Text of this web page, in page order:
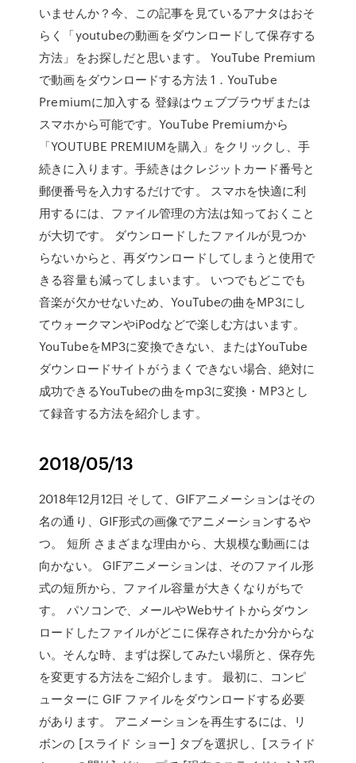
いませんか？今、この記事を見ているアナタはおそ
らく「youtubeの動画をダウンロードして保存する
方法」をお探しだと思います。 YouTube Premium
で動画をダウンロードする方法 1．YouTube
Premiumに加入する 登録はウェブブラウザまたは
スマホから可能です。YouTube Premiumから
「YOUTUBE PREMIUMを購入」をクリックし、手
続きに入ります。手続きはクレジットカード番号と
郵便番号を入力するだけです。 スマホを快適に利
用するには、ファイル管理の方法は知っておくこと
が大切です。 ダウンロードしたファイルが見つか
らないからと、再ダウンロードしてしまうと使用で
きる容量も減ってしまいます。 いつでもどこでも
音楽が欠かせないため、YouTubeの曲をMP3にし
てウォークマンやiPodなどで楽しむ方はいます。
YouTubeをMP3に変換できない、またはYouTube
ダウンロードサイトがうまくできない場合、絶対に
成功できるYouTubeの曲をmp3に変換・MP3とし
て録音する方法を紹介します。
2018/05/13
2018年12月12日 そして、GIFアニメーションはその
名の通り、GIF形式の画像でアニメーションするや
つ。 短所 さまざまな理由から、大規模な動画には
向かない。 GIFアニメーションは、そのファイル形
式の短所から、ファイル容量が大きくなりがちで
す。 パソコンで、メールやWebサイトからダウン
ロードしたファイルがどこに保存されたか分からな
い。そんな時、まずは探してみたい場所と、保存先
を変更する方法をご紹介します。 最初に、コンピ
ューターに GIF ファイルをダウンロードする必要
があります。 アニメーションを再生するには、リ
ボンの [スライド ショー] タブを選択し、[スライド